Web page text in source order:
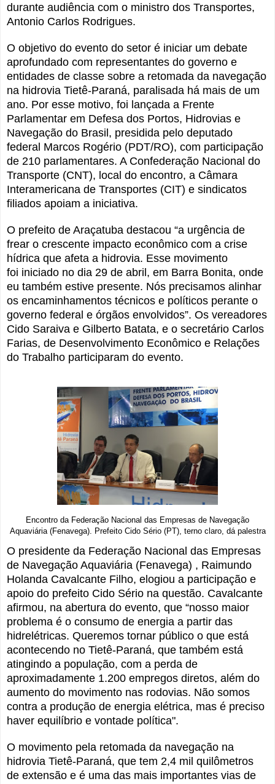
durante audiência com o ministro dos Transportes,
Antonio Carlos Rodrigues.
O objetivo do evento do setor é iniciar um debate
aprofundado com representantes do governo e
entidades de classe sobre a retomada da navegação
na hidrovia Tietê-Paraná, paralisada há mais de um
ano. Por esse motivo, foi lançada a Frente
Parlamentar em Defesa dos Portos, Hidrovias e
Navegação do Brasil, presidida pelo deputado
federal Marcos Rogério (PDT/RO), com participação
de 210 parlamentares. A Confederação Nacional do
Transporte (CNT), local do encontro, a Câmara
Interamericana de Transportes (CIT) e sindicatos
filiados apoiam a iniciativa.
O prefeito de Araçatuba destacou “a urgência de
frear o crescente impacto econômico com a crise
hídrica que afeta a hidrovia. Esse movimento
foi iniciado no dia 29 de abril, em Barra Bonita, onde
eu também estive presente. Nós precisamos alinhar
os encaminhamentos técnicos e políticos perante o
governo federal e órgãos envolvidos”. Os vereadores
Cido Saraiva e Gilberto Batata, e o secretário Carlos
Farias, de Desenvolvimento Econômico e Relações
do Trabalho participaram do evento.
Encontro da Federação Nacional das Empresas de Navegação
Aquaviária (Fenavega). Prefeito Cido Sério (PT), terno claro, dá palestra
O presidente da Federação Nacional das Empresas
de Navegação Aquaviária (Fenavega) , Raimundo
Holanda Cavalcante Filho, elogiou a participação e
apoio do prefeito Cido Sério na questão. Cavalcante
afirmou, na abertura do evento, que “nosso maior
problema é o consumo de energia a partir das
hidrelétricas. Queremos tornar público o que está
acontecendo no Tietê-Paraná, que também está
atingindo a população, com a perda de
aproximadamente 1.200 empregos diretos, além do
aumento do movimento nas rodovias. Não somos
contra a produção de energia elétrica, mas é preciso
haver equilíbrio e vontade política".
O movimento pela retomada da navegação na
hidrovia Tietê-Paraná, que tem 2,4 mil quilômetros
de extensão e é uma das mais importantes vias de